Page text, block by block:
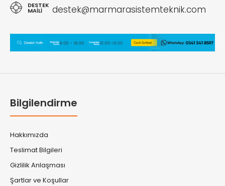
DESTEK
MAILI destek@marmarasistemteknik.com
Bilgilendirme
Hakkımızda
Teslimat Bilgileri
Gizlilik Anlaşması
Şartlar ve Koşullar